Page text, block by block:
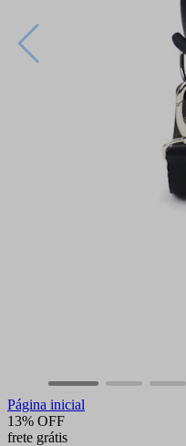
Página inicial
13% OFF
frete grátis